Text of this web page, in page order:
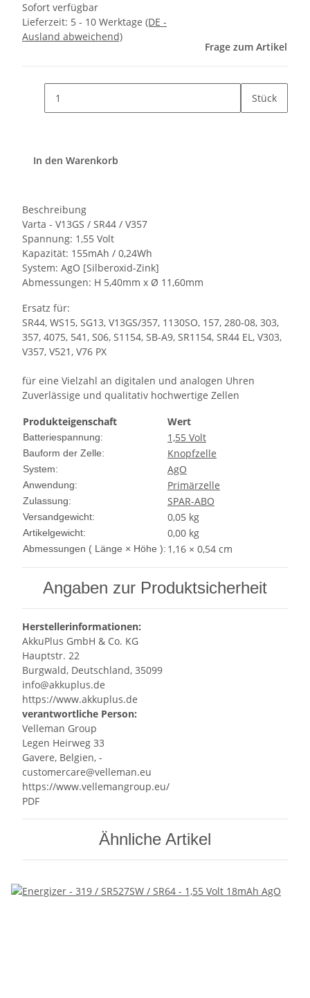
Sofort verfügbar
Lieferzeit: 5 - 10 Werktage (DE -
Ausland abweichend)
Frage zum Artikel
Stück
In den Warenkorb
Beschreibung
Varta - V13GS / SR44 / V357
Spannung: 1,55 Volt
Kapazität: 155mAh / 0,24Wh
System: AgO [Silberoxid-Zink]
Abmessungen: H 5,40mm x Ø 11,60mm
Ersatz für:
SR44, WS15, SG13, V13GS/357, 1130SO, 157, 280-08, 303,
357, 4075, 541, S06, S1154, SB-A9, SR1154, SR44 EL, V303,
V357, V521, V76 PX
für eine Vielzahl an digitalen und analogen Uhren
Zuverlässige und qualitativ hochwertige Zellen
Produkteigenschaft
Wert
Batteriespannung: 1,55 Volt
Bauform der Zelle: Knopfzelle
System: AgO
Anwendung: Primärzelle
Zulassung: SPAR-ABO
Versandgewicht: 0,05 kg
Artikelgewicht: 0,00 kg
Abmessungen ( Länge × Höhe ): 1,16 × 0,54 cm
Angaben zur Produktsicherheit
Herstellerinformationen:
AkkuPlus GmbH & Co. KG
Hauptstr. 22
Burgwald, Deutschland, 35099
info@akkuplus.de
https://www.akkuplus.de
verantwortliche Person:
Velleman Group
Legen Heirweg 33
Gavere, Belgien, -
customercare@velleman.eu
https://www.vellemangroup.eu/
PDF
Ähnliche Artikel